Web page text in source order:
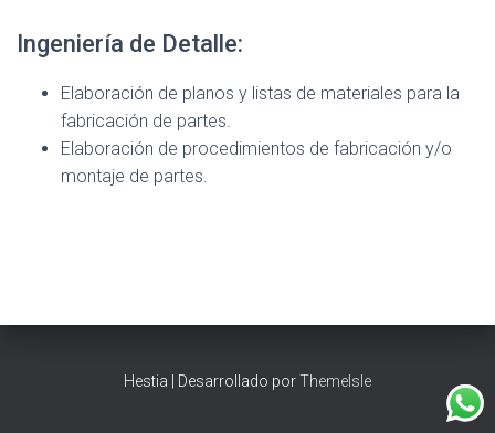
Ingeniería de Detalle:
Elaboración de planos y listas de materiales para la
fabricación de partes.
Elaboración de procedimientos de fabricación y/o
montaje de partes.
Hestia | Desarrollado porThemeIsle